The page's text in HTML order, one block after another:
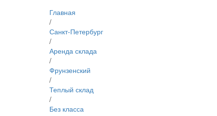
Главная
/
Санкт-Петербург
/
Аренда склада
/
Фрунзенский
/
Теплый склад
/
Без класса